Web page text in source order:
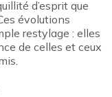
d’esprit que
évolutions
restylage : elles
de celles et ceux